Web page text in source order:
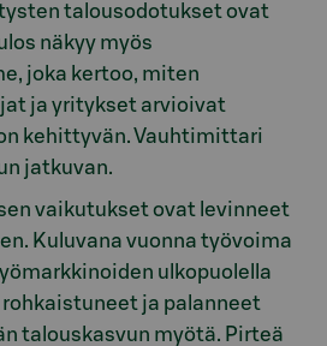
talousodotukset ovat
näkyy myös
joka kertoo, miten
ja yritykset arvioivat
kehittyvän. Vauhtimittari
jatkuvan.
vaikutukset ovat levinneet
Kuluvana vuonna työvoima
ulkopuolella
ja palanneet
talouskasvun myötä. Pirteä